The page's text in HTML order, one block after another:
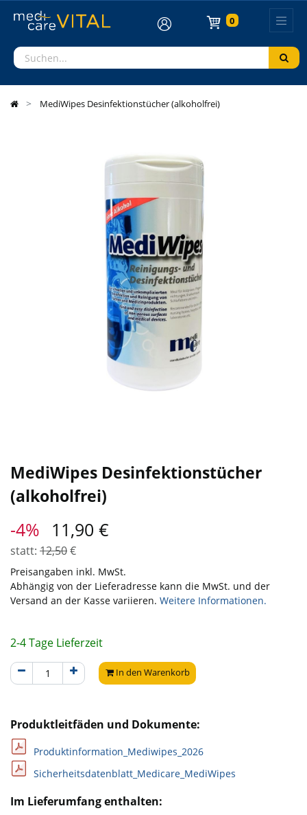
0
MediWipes Desinfektionstücher (alkoholfrei)
MediWipes Desinfektionstücher
(alkoholfrei)
-4% 11,90 €
statt: 12,50€
Preisangaben inkl. MwSt.
Abhängig von der Lieferadresse kann die MwSt. und der
Versand an der Kasse variieren. Weitere Informationen.
2-4 Tage Lieferzeit
In den Warenkorb
Produktleitfäden und Dokumente:
Produktinformation_Mediwipes_2026
Sicherheitsdatenblatt_Medicare_MediWipes
Im Lieferumfang enthalten: